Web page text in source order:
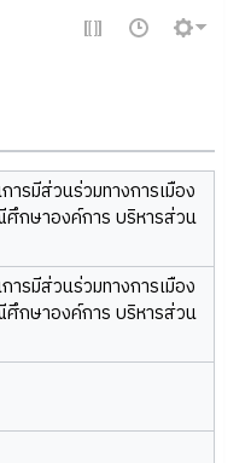
ารมีส่วนร่วมทางการเมือง
กษาองค์การ บริหารส่วน
ารมีส่วนร่วมทางการเมือง
กษาองค์การ บริหารส่วน